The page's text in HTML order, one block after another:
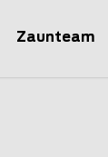
Zaunteam